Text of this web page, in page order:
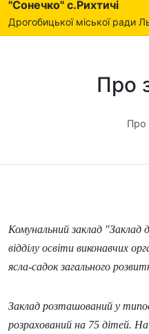
"Сонечко" с.Рихтичі
Дрогобицької міської ради
Про
Про
Комунальний заклад "Заклад
відділу освіти виконавчих
ясла-садок загального
Заклад розташований у
розрахований на 75 дітей.